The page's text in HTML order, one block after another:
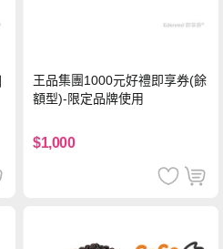
王品集團1000元好禮即享券(餘
額型)-限定品牌使用
$1,000